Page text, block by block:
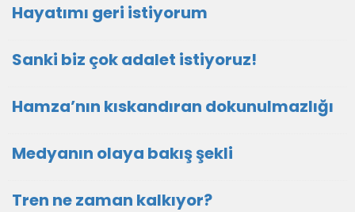
Hayatımı geri istiyorum
Sanki biz çok adalet istiyoruz!
Hamza’nın kıskandıran dokunulmazlığı
Medyanın olaya bakış şekli
Tren ne zaman kalkıyor?